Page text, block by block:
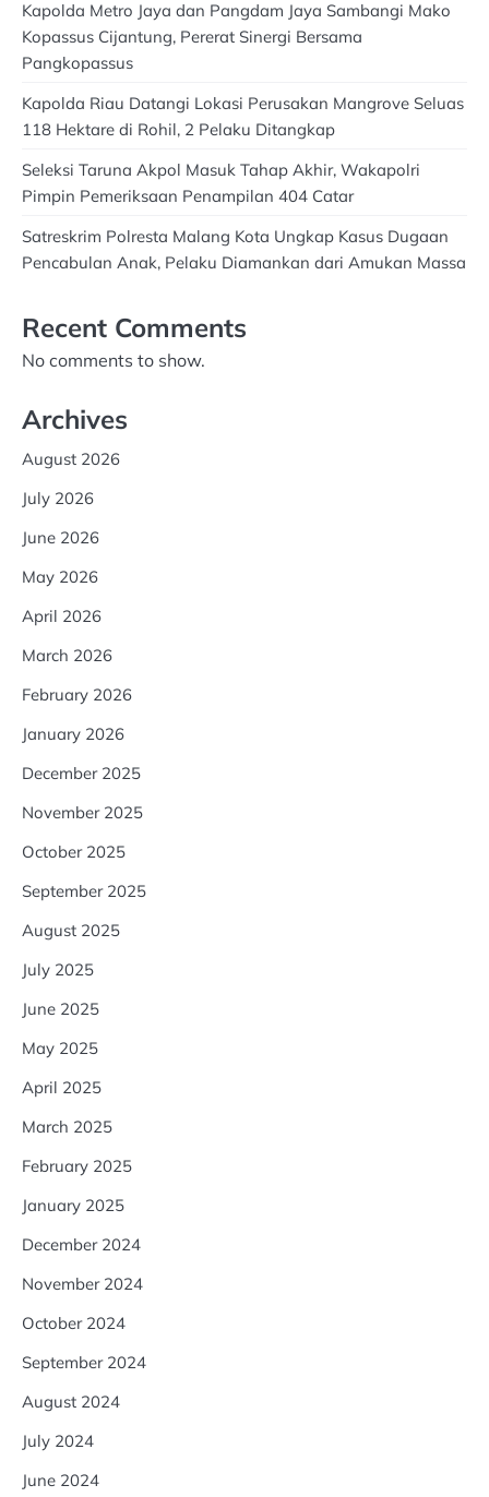
Kapolda Metro Jaya dan Pangdam Jaya Sambangi Mako
Kopassus Cijantung, Pererat Sinergi Bersama
Pangkopassus
Kapolda Riau Datangi Lokasi Perusakan Mangrove Seluas
118 Hektare di Rohil, 2 Pelaku Ditangkap
Seleksi Taruna Akpol Masuk Tahap Akhir, Wakapolri
Pimpin Pemeriksaan Penampilan 404 Catar
Satreskrim Polresta Malang Kota Ungkap Kasus Dugaan
Pencabulan Anak, Pelaku Diamankan dari Amukan Massa
Recent Comments
No comments to show.
Archives
August 2026
July 2026
June 2026
May 2026
April 2026
March 2026
February 2026
January 2026
December 2025
November 2025
October 2025
September 2025
August 2025
July 2025
June 2025
May 2025
April 2025
March 2025
February 2025
January 2025
December 2024
November 2024
October 2024
September 2024
August 2024
July 2024
June 2024